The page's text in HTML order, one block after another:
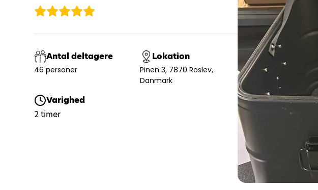
Antal deltagere
46 personer
Lokation
Pinen 3, 7870 Roslev,
Danmark
Varighed
2 timer